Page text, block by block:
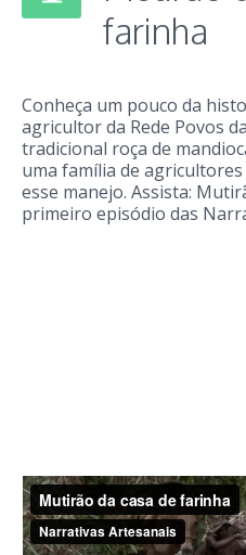
farinha
Conheça um pouco da
agricultor da Rede Povos
tradicional roça de
uma família de
esse manejo. Assista:
primeiro episódio das